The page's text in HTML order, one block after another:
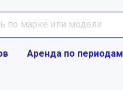
Аренда по периодам